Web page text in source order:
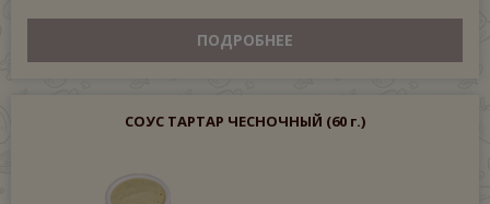
ПОДРОБНЕЕ
СОУС ТАРТАР ЧЕСНОЧНЫЙ (60 г.)